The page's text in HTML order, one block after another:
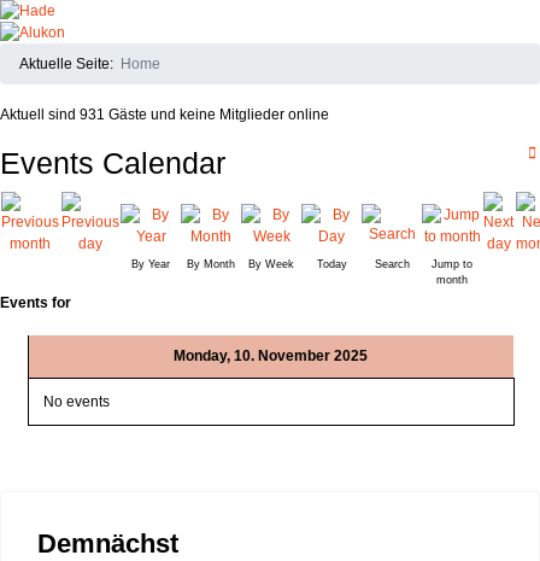
Aktuelle Seite: Home
Aktuell sind 931 Gäste und keine Mitglieder online
Events Calendar
By Year By Month By Week Today Search
Jump to
month
Events for
Monday, 10. November 2025
No events
Demnächst